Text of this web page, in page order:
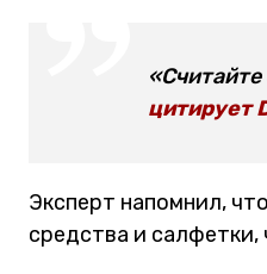
цитирует
Эксперт напомнил,
средства и салфетки,